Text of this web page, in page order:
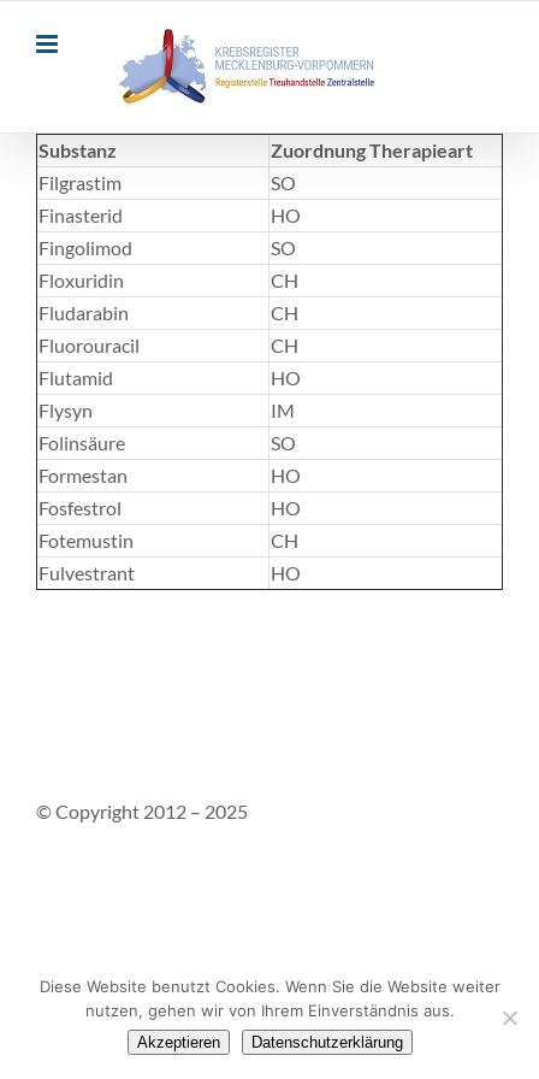
Substanz
Zuordnung Therapieart
Filgrastim
SO
Finasterid
HO
Fingolimod
SO
Floxuridin
CH
Fludarabin
CH
Fluorouracil
CH
Flutamid
HO
Flysyn
IM
Folinsäure
SO
Formestan
HO
Fosfestrol
HO
Fotemustin
CH
Fulvestrant
HO
© Copyright 2012 – 2025
Diese Website benutzt Cookies. Wenn Sie die Website weiter
nutzen, gehen wir von Ihrem Einverständnis aus.
Akzeptieren Datenschutzerklärung